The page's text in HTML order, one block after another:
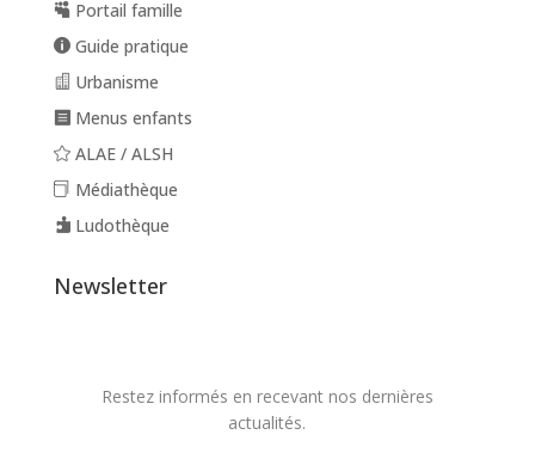
Portail famille
Guide pratique
Urbanisme
Menus enfants
ALAE / ALSH
Médiathèque
Ludothèque
Newsletter
Restez informés en recevant nos dernières
actualités.